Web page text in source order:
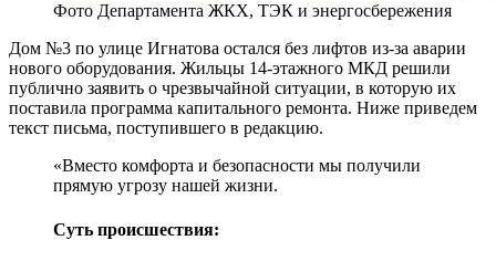
Фото Департамента ЖКХ, ТЭК и энергосбережения
Дом №3 по улице Игнатова остался без лифтов из-за аварии
нового оборудования. Жильцы 14-этажного МКД решили
публично заявить о чрезвычайной ситуации, в которую их
поставила программа капитального ремонта. Ниже приведем
текст письма, поступившего в редакцию.
«Вместо комфорта и безопасности мы получили
прямую угрозу нашей жизни.
Суть происшествия: